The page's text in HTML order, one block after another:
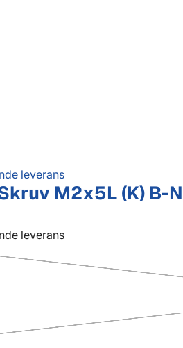
leverans
M2x5L (K) B-
leverans